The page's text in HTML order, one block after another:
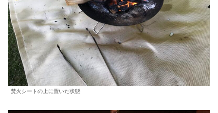
焚火シートの上に置いた状態